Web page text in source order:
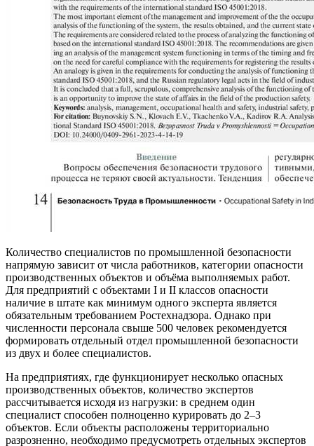
Количество специалистов по промышленной безопасности
напрямую зависит от числа работников, категории опасности
производственных объектов и объёма выполняемых работ.
Для предприятий с объектами I и II классов опасности
наличие в штате как минимум одного эксперта является
обязательным требованием Ростехнадзора. Однако при
численности персонала свыше 500 человек рекомендуется
формировать отдельный отдел промышленной безопасности
из двух и более специалистов.
На предприятиях, где функционирует несколько опасных
производственных объектов, количество экспертов
рассчитывается исходя из нагрузки: в среднем один
специалист способен полноценно курировать до 2–3
объектов. Если объекты расположены территориально
разрозненно, необходимо предусмотреть отдельных экспертов